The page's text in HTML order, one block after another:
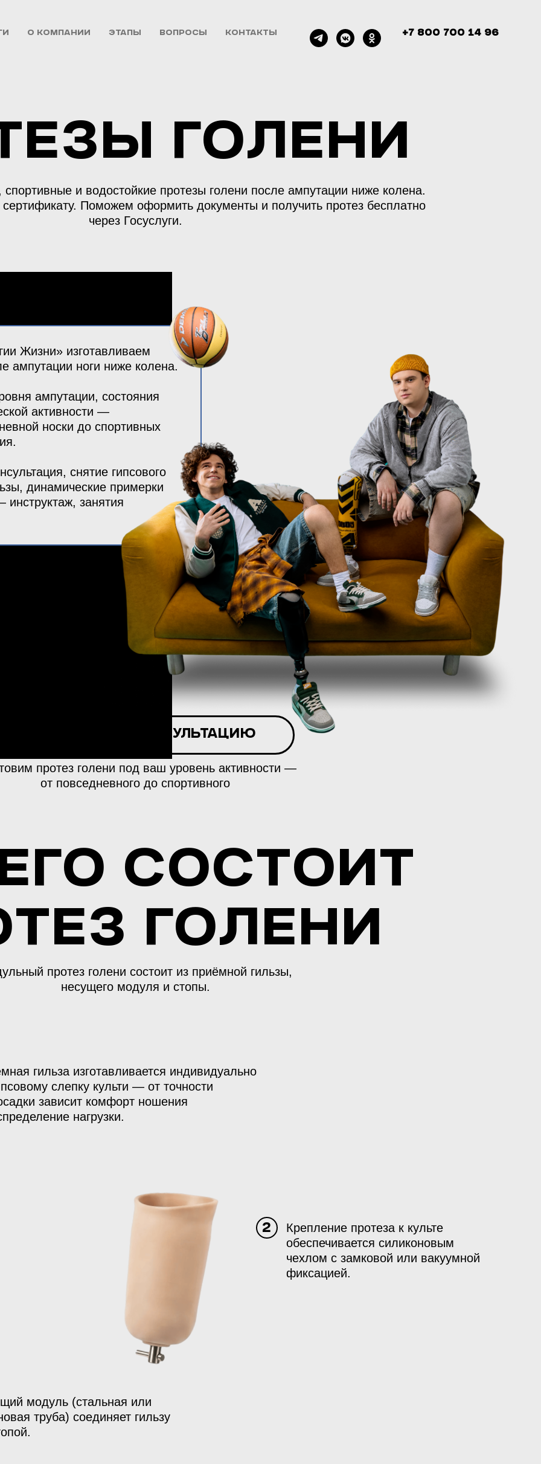
О компании Этапы Вопросы КОНТАКТЫ +7 800 700 14 96
голени
и водостойкие протезы голени после ампутации ниже колена.
Поможем оформить документы и получить протез бесплатно
через Госуслуги.
Жизни» изготавливаем
ампутации ноги ниже колена.
ампутации, состояния
активности —
носки до спортивных
снятие гипсового
динамические примерки
занятия
СОСТОИТ
ГОЛЕНИ
протез голени состоит из приёмной гильзы,
несущего модуля и стопы.
Крепление протеза к культе
обеспечивается силиконовым
чехлом с замковой или вакуумной
фиксацией.
2
модуль (стальная или
труба) соединяет гильзу
гильза изготавливается индивидуально
слепку культи — от точности
зависит комфорт ношения
нагрузки.
протез голени под ваш уровень активности —
от повседневного до спортивного
Записаться на консультацию